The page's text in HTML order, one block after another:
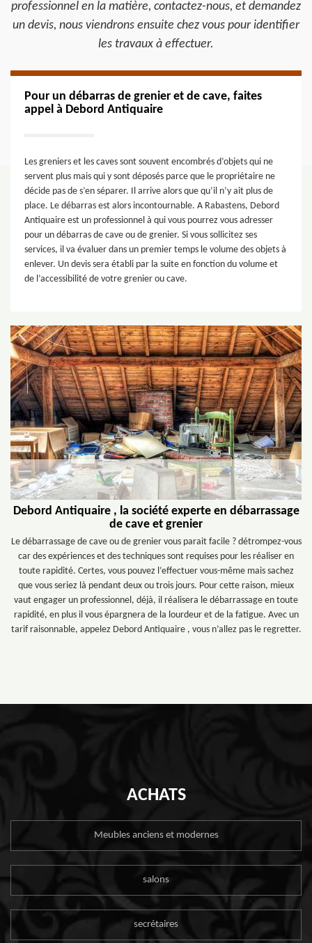
professionnel en la matière, contactez-nous, et demandez
un devis, nous viendrons ensuite chez vous pour identifier
les travaux à effectuer.
Pour un débarras de grenier et de cave, faites
appel à Debord Antiquaire
Les greniers et les caves sont souvent encombrés d’objets qui ne
servent plus mais qui y sont déposés parce que le propriétaire ne
décide pas de s’en séparer. Il arrive alors que qu’il n’y ait plus de
place. Le débarras est alors incontournable. A Rabastens, Debord
Antiquaire est un professionnel à qui vous pourrez vous adresser
pour un débarras de cave ou de grenier. Si vous sollicitez ses
services, il va évaluer dans un premier temps le volume des objets à
enlever. Un devis sera établi par la suite en fonction du volume et
de l’accessibilité de votre grenier ou cave.
Debord Antiquaire , la société experte en débarrassage
de cave et grenier
Le débarrassage de cave ou de grenier vous parait facile ? détrompez-vous
car des expériences et des techniques sont requises pour les réaliser en
toute rapidité. Certes, vous pouvez l’effectuer vous-même mais sachez
que vous seriez là pendant deux ou trois jours. Pour cette raison, mieux
vaut engager un professionnel, déjà, il réalisera le débarrassage en toute
rapidité, en plus il vous épargnera de la lourdeur et de la fatigue. Avec un
tarif raisonnable, appelez Debord Antiquaire , vous n’allez pas le regretter.
ACHATS
Meubles anciens et modernes
salons
secrétaires